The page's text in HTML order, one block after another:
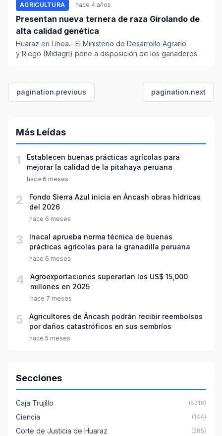
AGRICULTURA hace 4 años
Presentan nueva ternera de raza Girolando de
alta calidad genética
Huaraz en Línea.- El Ministerio de Desarrollo Agrario
y Riego (Midagri) pone a disposición de los ganaderos
pagination.previous pagination.next
Más Leídas
1
Establecen buenas prácticas agrícolas para
mejorar la calidad de la pitahaya peruana
hace 6 meses
2
Fondo Sierra Azul inicia en Áncash obras hídricas
del 2026
hace 6 meses
3
Inacal aprueba norma técnica de buenas
prácticas agrícolas para la granadilla peruana
hace 6 meses
4
Agroexportaciones superarían los US$ 15,000
millones en 2025
hace 7 meses
5
Agricultores de Áncash podrán recibir reembolsos
por daños catastróficos en sus sembríos
hace 5 meses
Secciones
Caja Trujillo (5218)
Ciencia (144)
Corte de Justicia de Huaraz (285)